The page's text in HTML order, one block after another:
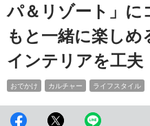
パ＆リゾート」
もと一緒に楽し
インテリアを工夫
おでかけ カルチャー ライフスタイル